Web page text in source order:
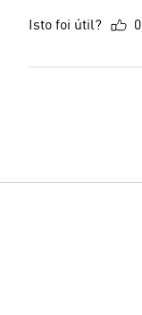
Isto foi útil? 0